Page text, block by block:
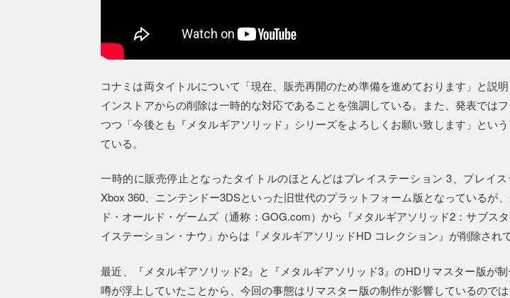
コナミは両タイトルについて「現在、販売再開のため準備を進めております」と説
インストアからの削除は一時的な対応であることを強調している。また、発表では
つつ「今後とも『メタルギアソリッド』シリーズをよろしくお願い致します」とい
ている。
一時的に販売停止となったタイトルのほとんどはプレイステーション 3、プレイス
Xbox 360、ニンテンドー3DSといった旧世代のプラットフォーム版となっているが
ド・オールド・ゲームズ（通称：GOG.com）から『メタルギアソリッド2：サブス
イステーション・ナウ」からは『メタルギアソリッドHD コレクション』が削除されて
最近、『メタルギアソリッド2』と『メタルギアソリッド3』のHDリマスター版が
噂が浮上していたことから、今回の事態はリマスター版の制作が影響しているので